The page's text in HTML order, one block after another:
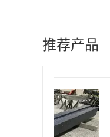
推荐产品